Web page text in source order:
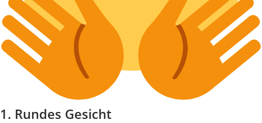
1. Rundes Gesicht